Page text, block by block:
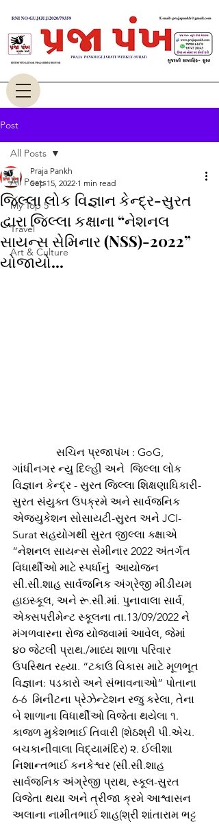
Post
All Posts
My Top 5
Travel
Art & Culture
All Posts
જિલ્લા લોક વિજ્ઞાન કેન્દ્ર-સુરત
દ્વારા જિલ્લા કક્ષાના “નેશનલ
સાયન્સ સેમિનાર (NSS)-2022”
યોજાયો...
Praja Pankh
Sep 15, 2022 1 min read
ગાંધીનગર ન્યુ દિલ્હી અને  જિલ્લા લોક
વિજ્ઞાન કેન્દ્ર - સુરત જિલ્લા શિક્ષણાધિકારી-
સુરત સંયુક્ત ઉપક્રમે અને સાર્વજનિક
એજ્યુકેશન સોસાયટી-સુરત અને JCI-
Surat સહયોગથી સુરત જીલ્લા ક્ક્ષાએ
“નેશનલ સાયન્સ સેમીનાર 2022 અંતર્ગત
વિધાર્થીઓ માટે સ્પર્ધાનું  આયોજન
સી.સી.શાહ સાર્વજનિક અંગ્રેજી મીડીયમ
હાઇસ્કૂલ, અને રૂ.સી.માં. પુનાવાલા સાર્વ,
એક્સપરીમેન્ટ સ્કૂલના તા.13/09/2022 ને
મંગળવારના રોજ યોજવામાં આવેલ, જેમાં
૪૦ જેટલી પ્રાથ./માધ્ય શાળા પરિવાર
ઉપસ્થિત રહ્યા. “ટકાઉ વિકાસ માટે મૂળભૂત
વિજ્ઞાન: પડકારો અને સંભાવનાઓ” પોતાના
6-6  મિનીટના પ્રેઝેન્ટેશન રજુ કરેલા, તેના
બે શાળાના વિધાર્થીઓ વિજેતા થયેલા ૧.
કાજળ મુકેશભાઈ તિવારી (શેઠશ્રી પી.એચ.
બચકાનીવાલા વિદ્યામંદિર) ૨. ઈલીશા
નિશાન્તભાઈ કનકેશ્વર (સી.સી.શાહ
સાર્વજનિક અંગ્રેજી પ્રાથ, સ્કૂલ-સુરત
વિજેતા થયા અને ત્રીજા ક્રમે આશ્વાસન
અલાના નામીતભાઈ શાહ(શ્રી શાંતારામ ભટ્ટ